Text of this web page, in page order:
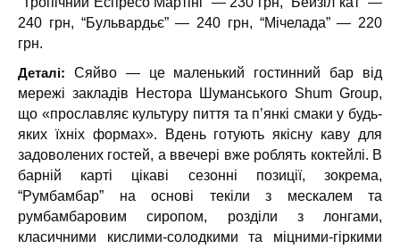
240 грн, “Бульвардьє” — 240 грн, “Мічелада” — 220
грн.
Деталі:
Сяйво — це маленький гостинний бар від
мережі закладів Нестора Шуманського Shum Group,
що «прославляє культуру пиття та п’янкі смаки у будь-
яких їхніх формах». Вдень готують якісну каву для
задоволених гостей, а ввечері вже роблять коктейлі. В
барній карті цікаві сезонні позиції, зокрема,
“Румбамбар” на основі текіли з мескалем та
румбамбаровим сиропом, розділи з лонгами,
класичними кислими-солодкими та міцними-гіркими